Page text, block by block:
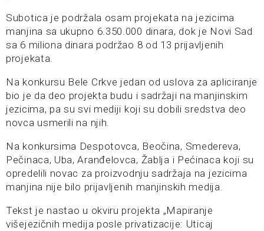
Subotica je podržala osam projekata na jezicima
manjina sa ukupno 6.350.000 dinara, dok je Novi Sad
sa 6 miliona dinara podržao 8 od 13 prijavljenih
projekata.
Na konkursu Bele Crkve jedan od uslova za apliciranje
bio je da deo projekta budu i sadržaji na manjinskim
jezicima, pa su svi mediji koji su dobili sredstva deo
novca usmerili na njih.
Na konkursima Despotovca, Beočina, Smedereva,
Pečinaca, Uba, Aranđelovca, Žablja i Pećinaca koji su
opredelili novac za proizvodnju sadržaja na jezicima
manjina nije bilo prijavljenih manjinskih medija.
Tekst je nastao u okviru projekta „Mapiranje
višejezičnih medija posle privatizacije: Uticaj